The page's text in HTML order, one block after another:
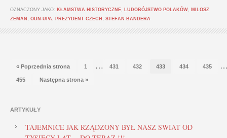
OZNACZONY JAKO: KŁAMSTWA HISTORYCZNE LUDOBÓJSTWO POLAKÓW
MILOSZ
ZEMAN
OUN-UPA PREZYDENT CZECH STEFAN BANDERA
« Poprzednia strona 1 … 431 432 433 434 435
455 Następna strona »
ARTYKUŁY
TAJEMNICE JAK RZĄDZONY BYŁ NASZ ŚWIAT OD